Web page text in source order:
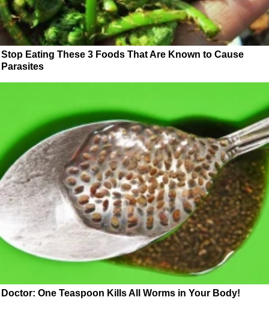
Stop Eating These 3 Foods That Are Known to Cause
Parasites
Doctor: One Teaspoon Kills All Worms in Your Body!